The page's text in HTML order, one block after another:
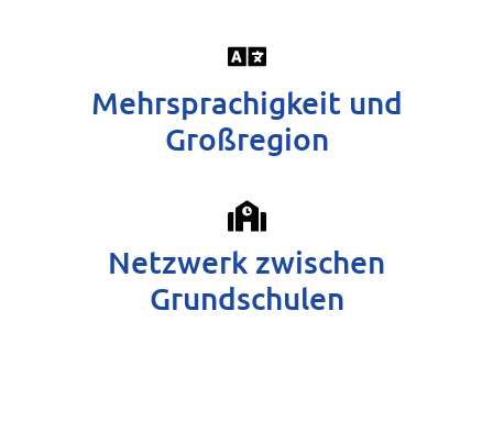
Mehrsprachigkeit und
Großregion
Netzwerk zwischen
Grundschulen